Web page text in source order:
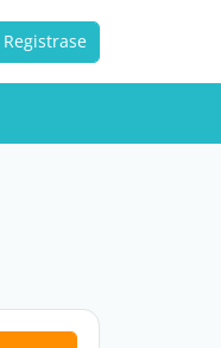
Registrase